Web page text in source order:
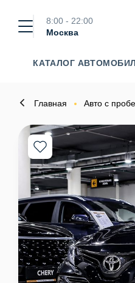
8:00 - 22:00
Москва
КАТАЛОГ
Главная Авто с